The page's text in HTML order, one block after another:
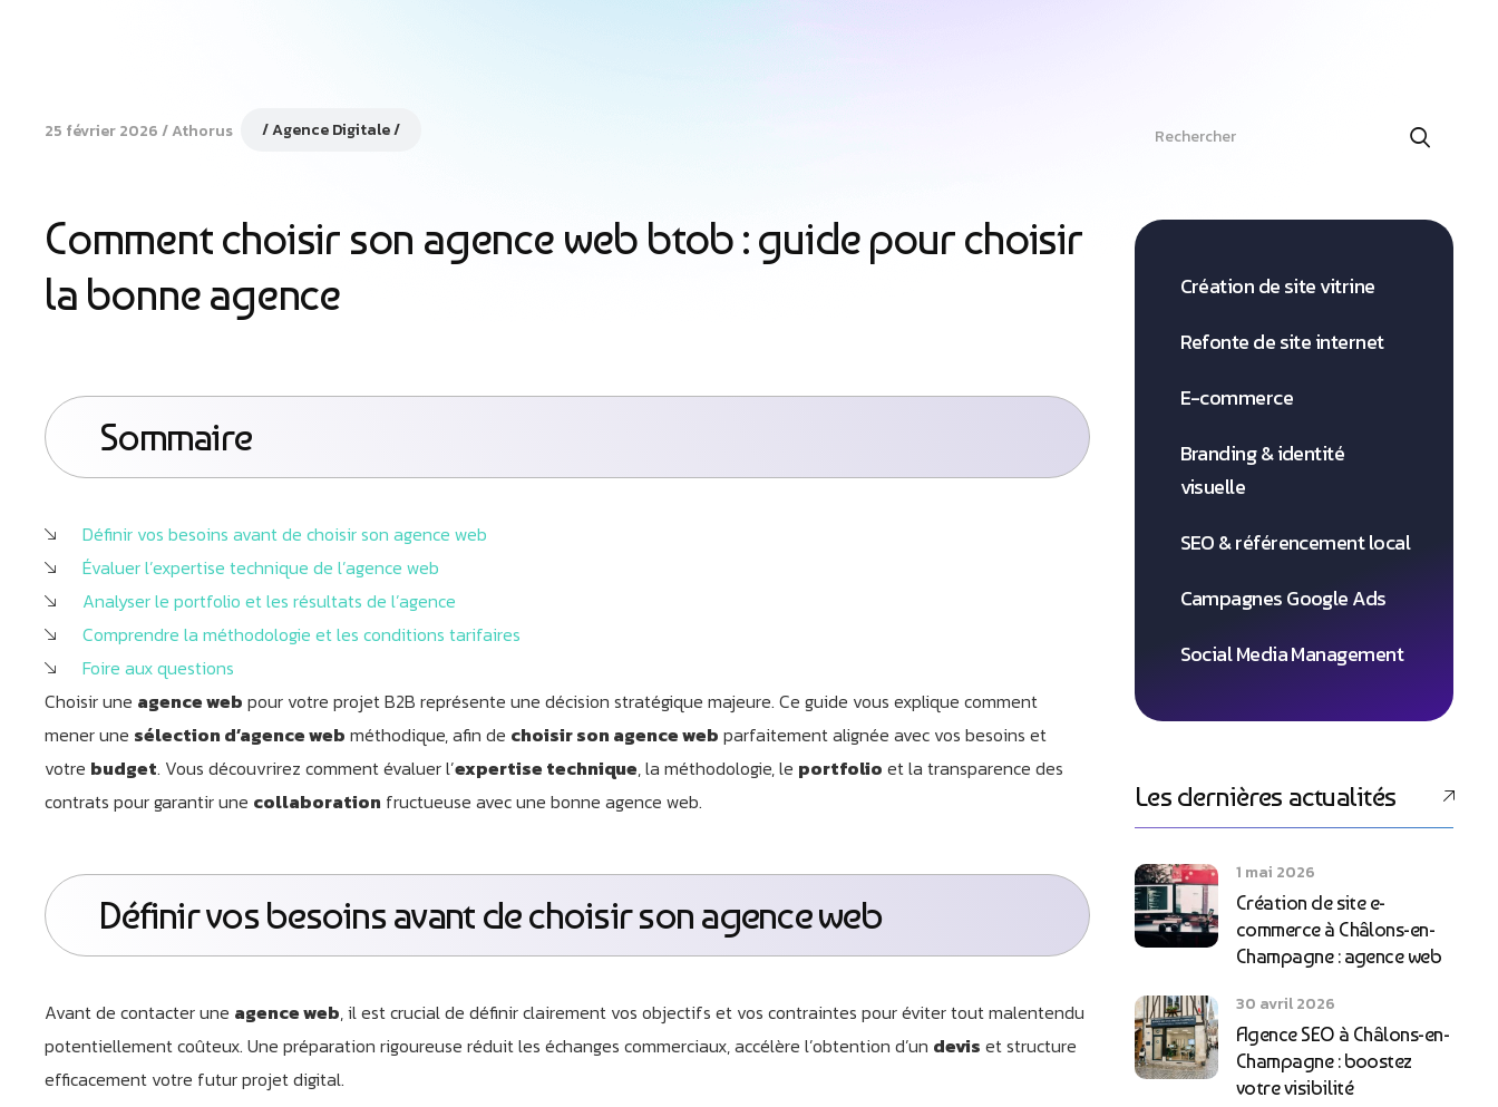
25 février 2026 Athorus Agence Digitale
Comment choisir son agence web btob : guide pour choisir
la bonne agence
Sommaire
Définir vos besoins avant de choisir son agence web
Évaluer l’expertise technique de l’agence web
Analyser le portfolio et les résultats de l’agence
Comprendre la méthodologie et les conditions tarifaires
Foire aux questions
Choisir une agence web pour votre projet B2B représente une décision stratégique majeure. Ce guide vous explique comment
mener une sélection d’agence web méthodique, afin de choisir son agence web parfaitement alignée avec vos besoins et
votre budget. Vous découvrirez comment évaluer l’expertise technique, la méthodologie, le portfolio et la transparence des
contrats pour garantir une collaboration fructueuse avec une bonne agence web.
Définir vos besoins avant de choisir son agence web
Avant de contacter une agence web, il est crucial de définir clairement vos objectifs et vos contraintes pour éviter tout malentendu
potentiellement coûteux. Une préparation rigoureuse réduit les échanges commerciaux, accélère l’obtention d’un devis et structure
efficacement votre futur projet digital.
Search
Création de site vitrine
Refonte de site internet
E-commerce
Branding & identité
visuelle
SEO & référencement local
Campagnes Google Ads
Social Media Management
Les dernières actualités
Création de site e-
commerce à Châlons-en-
Champagne : agence web
1 mai 2026
Agence SEO à Châlons-en-
Champagne : boostez
votre visibilité
30 avril 2026